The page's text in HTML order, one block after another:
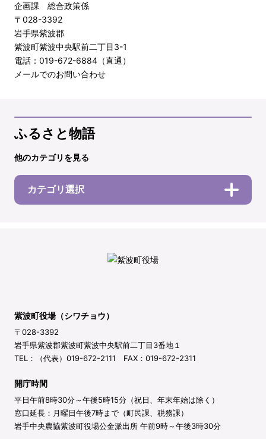
企画課 総合政策係
〒028-3392
岩手県紫波郡
紫波町紫波中央駅前二丁目3-1
電話：019-672-6884（直通）
メールでのお問い合わせ
ふるさと物語
他のカテゴリを見る
カテゴリ選択
紫波町役場（シワチョウ）
〒028-3392
岩手県紫波郡紫波町紫波中央駅前二丁目3番地１
TEL：（代表）019-672-2111 FAX：019-672-2311
開庁時間
平日午前8時30分～午後5時15分（祝日、年末年始は除く）
窓口延長：月曜日午後7時まで（町民課、税務課）
岩手中央農協紫波町役場公金派出所 午前9時～午後3時30分